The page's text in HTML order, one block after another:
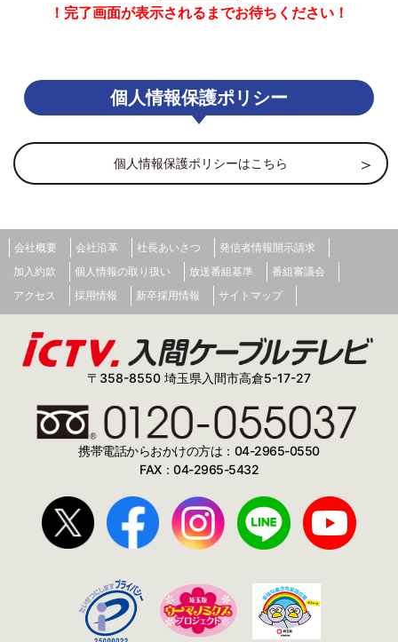
！完了画面が表示されるまでお待ちください！
個人情報保護ポリシー
個人情報保護ポリシーはこちら
会社概要 会社沿革 社長あいさつ
発信者情報開示請求
加入約款
個人情報の取り扱い 放送番組基準
番組審議会
アクセス
採用情報 新卒採用情報 サイトマップ
〒358-8550 埼玉県入間市高倉5-17-27
携帯電話からおかけの方は：04-2965-0550
FAX：04-2965-5432